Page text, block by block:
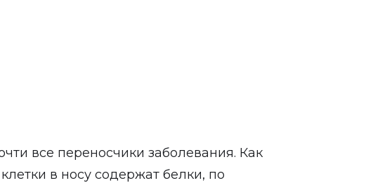
все переносчики заболевания. Как
в носу содержат белки, по